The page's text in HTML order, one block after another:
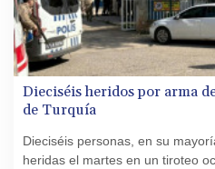
Dieciséis heridos por arma
de Turquía
Dieciséis personas, en su
heridas el martes en un tiroteo